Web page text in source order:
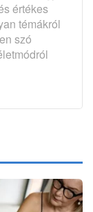
értékes
témákról
szó